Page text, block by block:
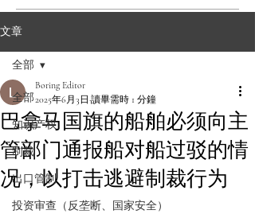
文章
全部
知识产权
制裁
出口管制
投资审查（反垄断、国家安全）
全部
巴拿马国旗的船舶必须向主
管部门通报船对船过驳的情
况，以打击逃避制裁行为
Boring Editor
2025年6月3日 讀畢需時 1 分鐘